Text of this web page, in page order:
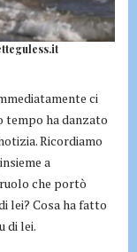
ci
tempo ha danzato
Ricordiamo
a
che portò
lei? Cosa ha fatto
di lei.